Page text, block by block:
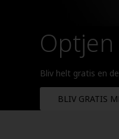
Optjen
Bliv helt gratis en
BLIV GRATIS